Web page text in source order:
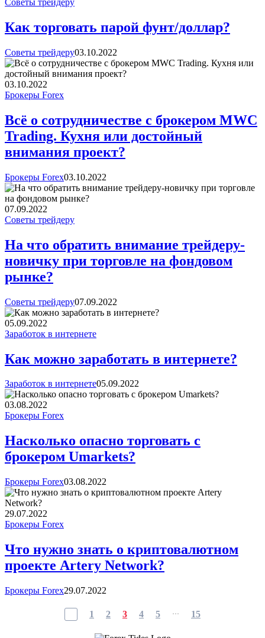
Советы трейдеру
Как торговать парой фунт/доллар?
Советы трейдеру03.10.2022
03.10.2022
Брокеры Forex
Всё о сотрудничестве с брокером MWC
Trading. Кухня или достойный
внимания проект?
Брокеры Forex03.10.2022
07.09.2022
Советы трейдеру
На что обратить внимание трейдеру-
новичку при торговле на фондовом
рынке?
Советы трейдеру07.09.2022
05.09.2022
Заработок в интернете
Как можно заработать в интернете?
Заработок в интернете05.09.2022
03.08.2022
Брокеры Forex
Насколько опасно торговать с
брокером Umarkets?
Брокеры Forex03.08.2022
29.07.2022
Брокеры Forex
Что нужно знать о криптовалютном
проекте Artery Network?
Брокеры Forex29.07.2022
1 2 3 4 5 ... 15